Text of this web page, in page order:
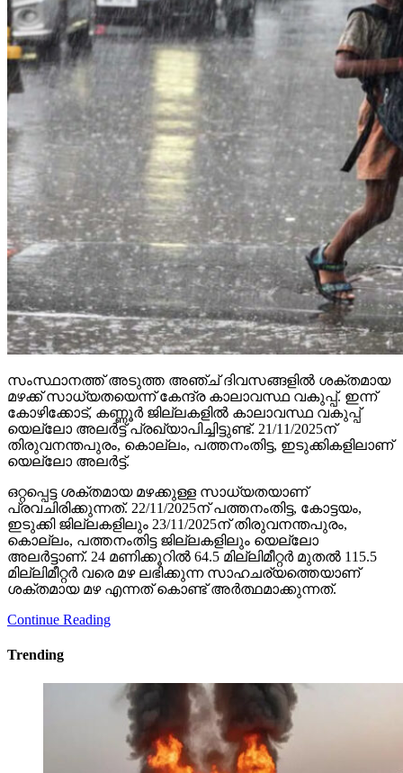
സംസ്ഥാനത്ത് അടുത്ത അഞ്ച് ദിവസങ്ങളില്‍ ശക്തമായ
മഴക്ക് സാധ്യതയെന്ന് കേന്ദ്ര കാലാവസ്ഥ വകുപ്പ്. ഇന്ന്
കോഴിക്കോട്, കണ്ണൂര്‍ ജില്ലകളില്‍ കാലാവസ്ഥ വകുപ്പ്
യെല്ലോ അലര്‍ട്ട് പ്രഖ്യാപിച്ചിട്ടുണ്ട്. 21/11/2025ന്
തിരുവനന്തപുരം, കൊല്ലം, പത്തനംതിട്ട, ഇടുക്കികളിലാണ്
യെല്ലോ അലര്‍ട്ട്.
ഒറ്റപ്പെട്ട ശക്തമായ മഴക്കുള്ള സാധ്യതയാണ്
പ്രവചിരിക്കുന്നത്. 22/11/2025ന് പത്തനംതിട്ട, കോട്ടയം,
ഇടുക്കി ജില്ലകളിലും 23/11/2025ന് തിരുവനന്തപുരം,
കൊല്ലം, പത്തനംതിട്ട ജില്ലകളിലും യെല്ലോ
അലര്‍ട്ടാണ്. 24 മണിക്കൂറില്‍ 64.5 മില്ലിമീറ്റര്‍ മുതല്‍ 115.5
മില്ലിമീറ്റര്‍ വരെ മഴ ലഭിക്കുന്ന സാഹചര്യത്തെയാണ്
ശക്തമായ മഴ എന്നത് കൊണ്ട് അര്‍ത്ഥമാക്കുന്നത്.
Continue Reading
Trending